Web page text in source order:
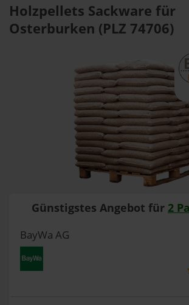
Holzpellets Sackware für
Osterburken (PLZ 74706)
Günstigstes Angebot für 2
BayWa AG